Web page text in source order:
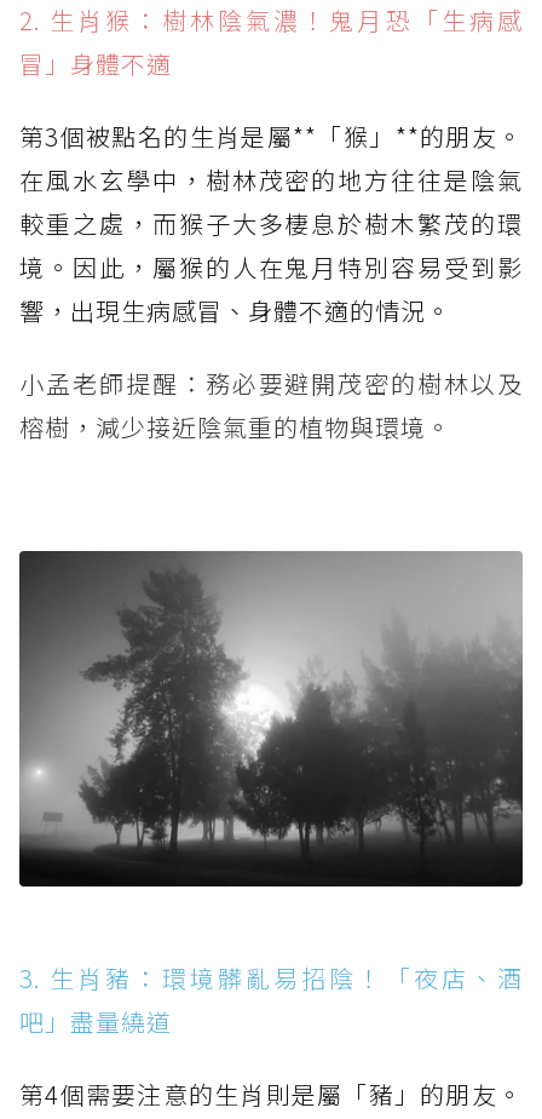
2. 生肖猴：樹林陰氣濃！鬼月恐「生病感
冒」身體不適
第3個被點名的生肖是屬**「猴」**的朋友。
在風水玄學中，樹林茂密的地方往往是陰氣
較重之處，而猴子大多棲息於樹木繁茂的環
境。因此，屬猴的人在鬼月特別容易受到影
響，出現生病感冒、身體不適的情況。
小孟老師提醒：務必要避開茂密的樹林以及
榕樹，減少接近陰氣重的植物與環境。
3. 生肖豬：環境髒亂易招陰！「夜店、酒
吧」盡量繞道
第4個需要注意的生肖則是屬「豬」的朋友。